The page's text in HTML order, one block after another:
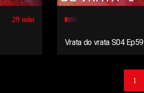
29 min
Vrata do vrata S04 Ep59
1